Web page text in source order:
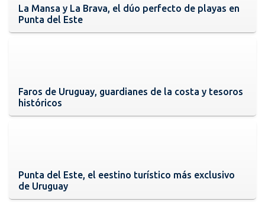
La Mansa y La Brava, el dúo perfecto de playas en
Punta del Este
Faros de Uruguay, guardianes de la costa y tesoros
históricos
Punta del Este, el eestino turístico más exclusivo
de Uruguay